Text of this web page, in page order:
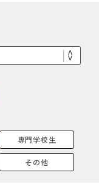
専門学校生
その他